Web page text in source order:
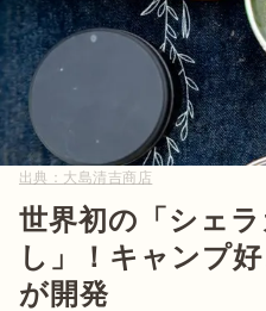
出典： 大島清吉商店
世界初の「シェ
し」！キャンプ
が開発